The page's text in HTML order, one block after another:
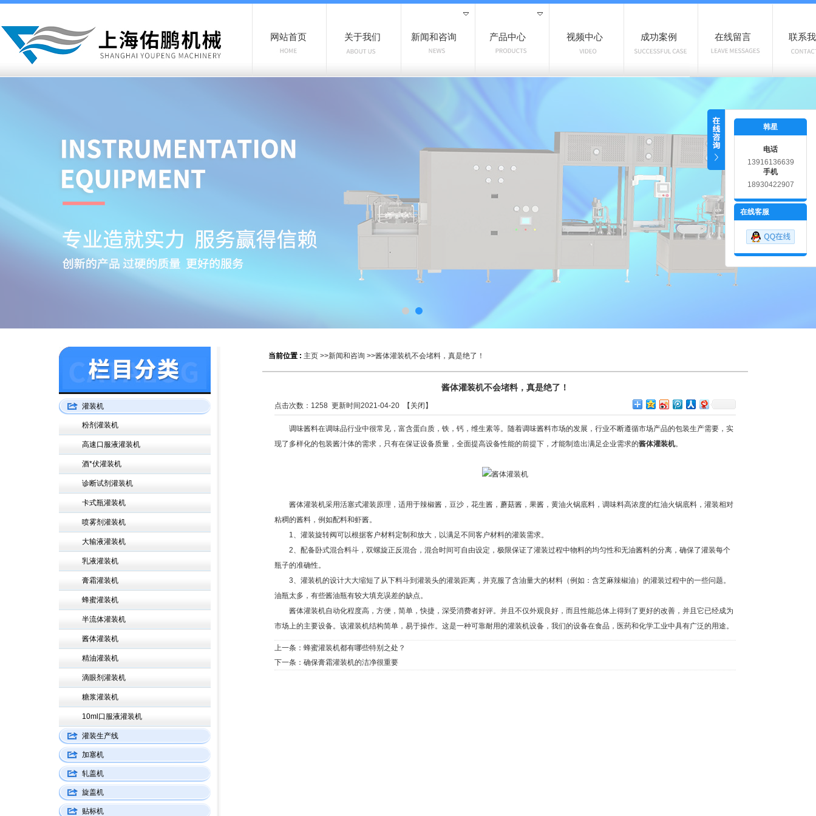
网站首页 关于我们 新闻和咨询 产品中心 视频中心 成功案例 在线留言 联系
当前位置 : 主页 >>新闻和咨询 >>酱体灌装机不会堵料，真是绝了！
酱体灌装机不会堵料，真是绝了！
点击次数： 1258 更新时间2021-04-20 【 关闭 】
调味酱料在调味品行业中很常见，富含蛋白质，铁，钙，维生素等。随着调味酱料市场的发展，行业不断遵循市场产品的包装生产需要，实
现了多样化的包装酱汁体的需求，只有在保证设备质量，全面提高设备性能的前提下，才能制造出满足企业需求的酱体灌装机。
酱体灌装机采用活塞式灌装原理，适用于辣椒酱，豆沙，花生酱，蘑菇酱，果酱，黄油火锅底料，调味料高浓度的红油火锅底料，灌装相对
粘稠的酱料，例如配料和虾酱。
1、灌装旋转阀可以根据客户材料定制和放大，以满足不同客户材料的灌装需求。
2、配备卧式混合料斗，双螺旋正反混合，混合时间可自由设定，极限保证了灌装过程中物料的均匀性和无油酱料的分离，确保了灌装每个
瓶子的准确性。
3、灌装机的设计大大缩短了从下料斗到灌装头的灌装距离，并克服了含油量大的材料（例如：含芝麻辣椒油）的灌装过程中的一些问题。
油瓶太多，有些酱油瓶有较大填充误差的缺点。
酱体灌装机自动化程度高，方便，简单，快捷，深受消费者好评。并且不仅外观良好，而且性能总体上得到了更好的改善，并且它已经成为
市场上的主要设备。该灌装机​​结构简单，易于操作。这是一种可靠耐用的灌装机设备，我们的设备在食品，医药和化学工业中具有广泛的用途。
上一条： 蜂蜜灌装机都有哪些特别之处？
下一条： 确保膏霜灌装机的洁净很重要
灌装机
粉剂灌装机
高速口服液灌装机
酒*伏灌装机
诊断试剂灌装机
卡式瓶灌装机
喷雾剂灌装机
大输液灌装机
乳液灌装机
膏霜灌装机
蜂蜜灌装机
半流体灌装机
酱体灌装机
精油灌装机
滴眼剂灌装机
糖浆灌装机
10ml口服液灌装机
灌装生产线
加塞机
轧盖机
旋盖机
贴标机
韩星
电话
13916136639
手机
18930422907
在线客服